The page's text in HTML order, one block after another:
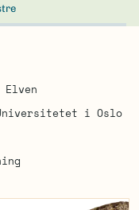
i Oslo